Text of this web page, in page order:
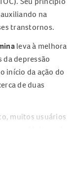
na
transtornos.
leva à melhora
depressão
início da ação do
de duas
muitos usuários
sobre o